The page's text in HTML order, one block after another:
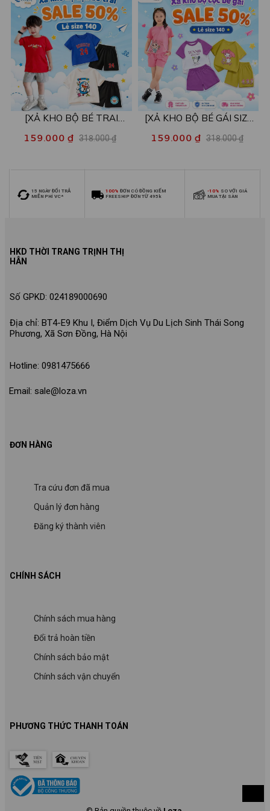
[XẢ KHO BỘ BÉ TRAI
nhiều mẫu - Quần áo bé trai
159.000 ₫ 318.000 ₫
[XẢ KHO BỘ BÉ GÁI SIZE
mẫu - Quần áo bé gái từ 26-
159.000 ₫ 318.000 ₫
15 NGÀY ĐỔI TRẢ
MIỄN PHÍ VC*
100% ĐƠN CÓ ĐỒNG KIỂM
FREESHIP ĐƠN TỪ 495k
-10% SO VỚI GIÁ
MUA TẠI SÀN
CHÍNH SÁCH
Chính sách mua hàng
Đổi trả hoàn tiền
Chính sách bảo mật
Chính sách vận chuyển
HKD THỜI TRANG TRỊNH THỊ
HÂN
Số GPKD: 024189000690
Địa chỉ: BT4-E9 Khu I, Điểm Dịch Vụ Du Lịch Sinh Thái Song
Phương, Xã Sơn Đồng, Hà Nội
Hotline: 0981475666
Email: sale@loza.vn
ĐƠN HÀNG
Tra cứu đơn đã mua
Quản lý đơn hàng
Đăng ký thành viên
PHƯƠNG THỨC THANH TOÁN